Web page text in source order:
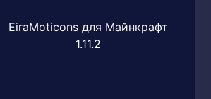
EiraMoticons для Майнкрафт
1.11.2